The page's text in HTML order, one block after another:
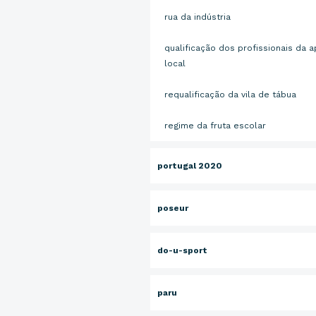
rua da indústria
qualificação dos profissionais da
local
requalificação da vila de tábua
regime da fruta escolar
portugal 2020
poseur
do-u-sport
paru